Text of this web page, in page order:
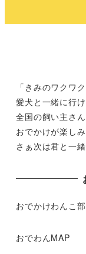
「きみのワクワ
愛犬と一緒に行
全国の飼い主さ
おでかけが楽し
さぁ次は君と一
おでかけわんこ
おでわんMAP